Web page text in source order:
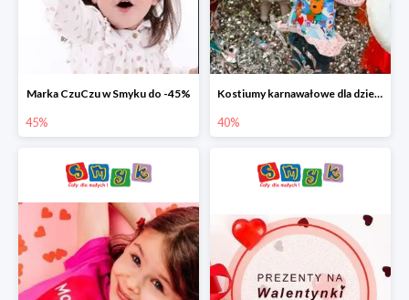
Marka CzuCzu w Smyku do -45%
45%
Kostiumy karnawałowe dla dzieci w Smyku do -40%
40%